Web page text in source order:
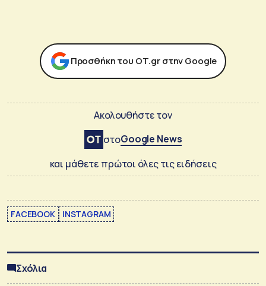
Προσθήκη του ΟΤ.gr στην Google
Ακολουθήστε τον
στοGoogle News
και μάθετε πρώτοι όλες τις ειδήσεις
FACEBOOK INSTAGRAM
Σχόλια